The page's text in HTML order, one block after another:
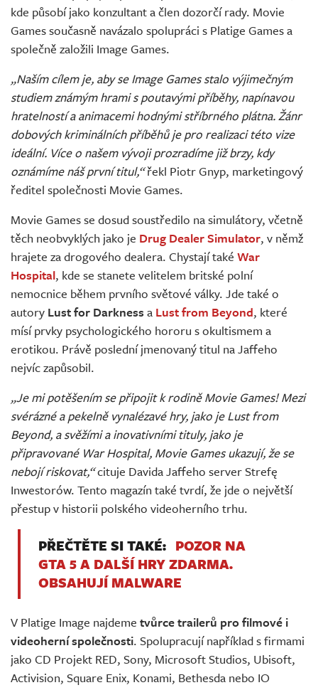
kde působí jako konzultant a člen dozorčí rady. Movie
Games současně navázalo spolupráci s Platige Games a
společně založili Image Games.
„Naším cílem je, aby se Image Games stalo výjimečným
studiem známým hrami s poutavými příběhy, napínavou
hratelností a animacemi hodnými stříbrného plátna. Žánr
dobových kriminálních příběhů je pro realizaci této vize
ideální. Více o našem vývoji prozradíme již brzy, kdy
oznámíme náš první titul,“řekl Piotr Gnyp, marketingový
ředitel společnosti Movie Games.
Movie Games se dosud soustředilo na simulátory, včetně
těch neobvyklých jako je Drug Dealer Simulator, v němž
hrajete za drogového dealera. Chystají také War
Hospital, kde se stanete velitelem britské polní
nemocnice během prvního světové války. Jde také o
autory Lust for Darkness a Lust from Beyond, které
mísí prvky psychologického hororu s okultismem a
erotikou. Právě poslední jmenovaný titul na Jaffeho
nejvíc zapůsobil.
„Je mi potěšením se připojit k rodině Movie Games! Mezi
svérázné a pekelně vynalézavé hry, jako je Lust from
Beyond, a svěžími a inovativními tituly, jako je
připravované War Hospital, Movie Games ukazují, že se
nebojí riskovat,“cituje Davida Jaffeho server Strefę
Inwestorów. Tento magazín také tvrdí, že jde o největší
přestup v historii polského videoherního trhu.
PŘEČTĚTE SI TAKÉ: POZOR NA
GTA 5 A DALŠÍ HRY ZDARMA.
OBSAHUJÍ MALWARE
V Platige Image najdeme tvůrce trailerů pro filmové i
videoherní společnosti. Spolupracují například s firmami
jako CD Projekt RED, Sony, Microsoft Studios, Ubisoft,
Activision, Square Enix, Konami, Bethesda nebo IO